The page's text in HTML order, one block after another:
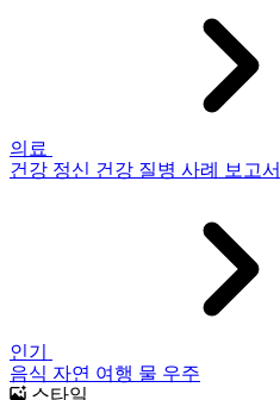
의료
건강 정신 건강 질병 사례 보고서
인기
음식 자연 여행 물 우주
스타일